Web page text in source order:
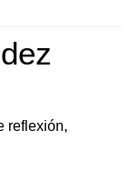
reflexión,